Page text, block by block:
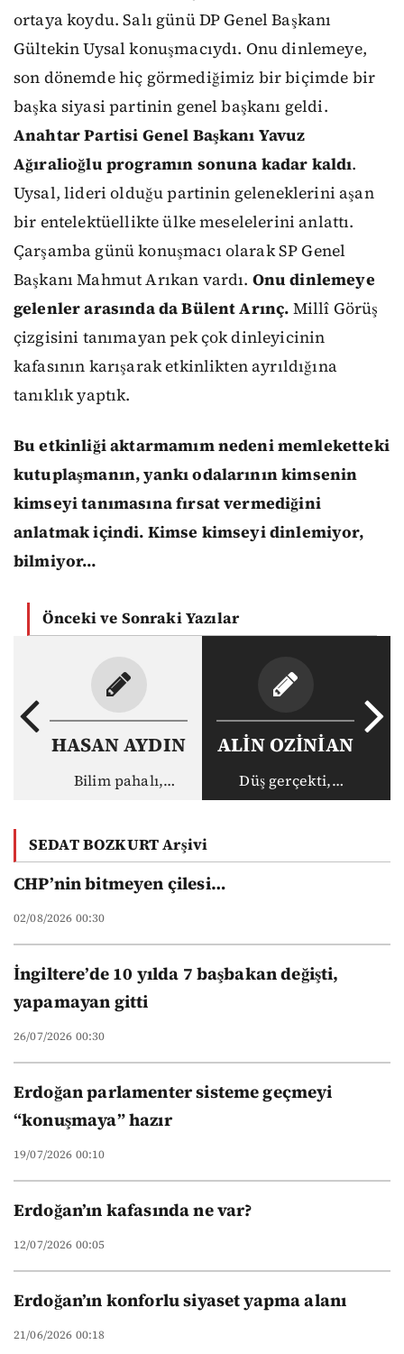
ortaya koydu. Salı günü DP Genel Başkanı
Gültekin Uysal konuşmacıydı. Onu dinlemeye,
son dönemde hiç görmediğimiz bir biçimde bir
başka siyasi partinin genel başkanı geldi.
Anahtar Partisi Genel Başkanı Yavuz
Ağıralioğlu programın sonuna kadar kaldı.
Uysal, lideri olduğu partinin geleneklerini aşan
bir entelektüellikte ülke meselelerini anlattı.
Çarşamba günü konuşmacı olarak SP Genel
Başkanı Mahmut Arıkan vardı. Onu dinlemeye
gelenler arasında da Bülent Arınç. Millî Görüş
çizgisini tanımayan pek çok dinleyicinin
kafasının karışarak etkinlikten ayrıldığına
tanıklık yaptık.
Bu etkinliği aktarmamım nedeni memleketteki
kutuplaşmanın, yankı odalarının kimsenin
kimseyi tanımasına fırsat vermediğini
anlatmak içindi. Kimse kimseyi dinlemiyor,
bilmiyor…
Önceki ve Sonraki Yazılar
HASAN AYDIN
Bilim pahalı,
üniversitelerinin
yeni düzeni
ALİN OZİNİAN
Düş gerçekti,
gerçek haksız
SEDAT BOZKURT Arşivi
CHP’nin bitmeyen çilesi…
02/08/2026 00:30
İngiltere’de 10 yılda 7 başbakan değişti,
yapamayan gitti
26/07/2026 00:30
Erdoğan parlamenter sisteme geçmeyi
“konuşmaya” hazır
19/07/2026 00:10
Erdoğan’ın kafasında ne var?
12/07/2026 00:05
Erdoğan’ın konforlu siyaset yapma alanı
21/06/2026 00:18